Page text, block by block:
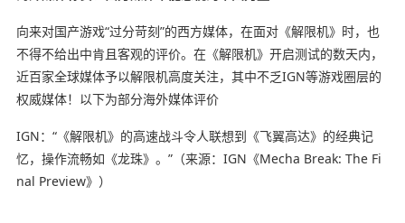
向来对国产游戏“过分苛刻”的西方媒体，在面对《解限机》时，也
不得不给出中肯且客观的评价。在《解限机》开启测试的数天内，
近百家全球媒体予以解限机高度关注，其中不乏IGN等游戏圈层的
权威媒体！以下为部分海外媒体评价
IGN：“《解限机》的高速战斗令人联想到《飞翼高达》的经典记
忆，操作流畅如《龙珠》。”（来源：IGN《Mecha Break: The Fi
nal Preview》）